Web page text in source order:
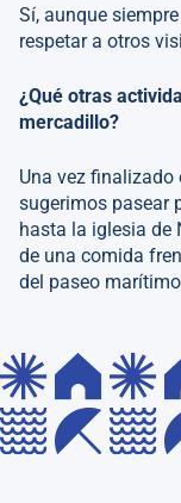
Sí, aunque
respetar a otros
¿Qué otras
mercadillo?
Una vez finalizado
sugerimos pasear
hasta la iglesia de
de una comida
del paseo